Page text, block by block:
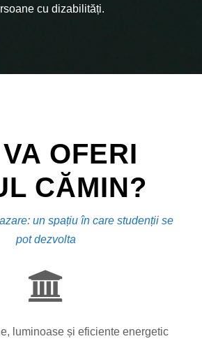
cu dizabilități.
OFERI
CĂMIN?
un spațiu în care studenții se
pot dezvolta
luminoase și eficiente energetic